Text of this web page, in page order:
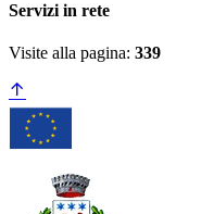
Servizi in rete
Visite alla pagina: 339